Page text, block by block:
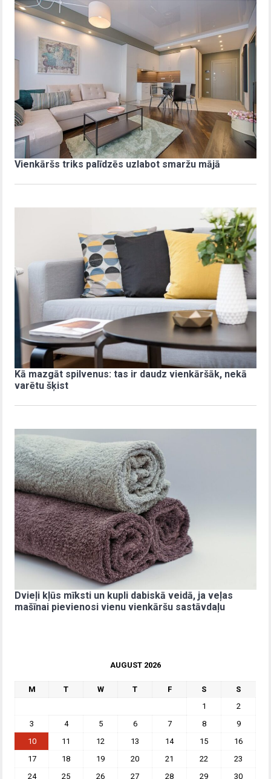
Vienkāršs triks palīdzēs uzlabot smaržu mājā
Kā mazgāt spilvenus: tas ir daudz vienkāršāk, nekā
varētu šķist
Dvieļi kļūs mīksti un kupli dabiskā veidā, ja veļas
mašīnai pievienosi vienu vienkāršu sastāvdaļu
AUGUST 2026
M T W T F S
S
1
2
3
4 5 6 7 8
9
10
11 12 13 14 15
16
17
18 19 20 21 22
23
24
25 26 27 28 29 30